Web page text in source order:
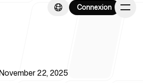
Connexion
Connexion
22, 2025